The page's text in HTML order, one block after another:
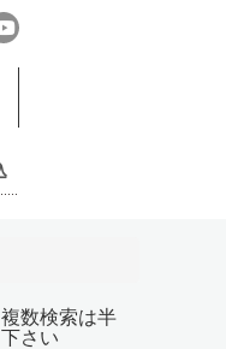
数検索は半
さい